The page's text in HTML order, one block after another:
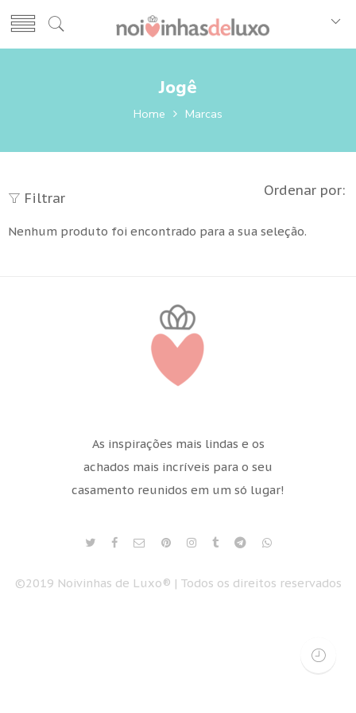
Jogê
Home Marcas
Filtrar Ordenar por:
Nenhum produto foi encontrado para a sua seleção.
As inspirações mais lindas e os
achados mais incríveis para o seu
casamento reunidos em um só lugar!
©2019 Noivinhas de Luxo® | Todos os direitos reservados